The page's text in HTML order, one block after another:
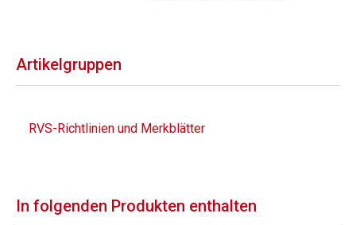
Artikelgruppen
RVS-Richtlinien und Merkblätter
In folgenden Produkten enthalten